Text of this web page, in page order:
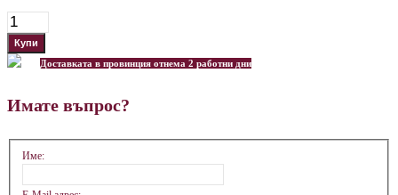
Доставката в провинция отнема 2 работни дни
Имате въпрос?
Име: